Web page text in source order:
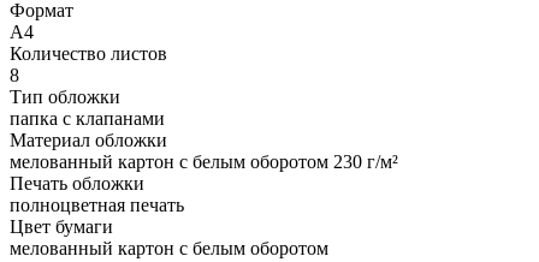
Формат
А4
Количество листов
8
Тип обложки
папка с клапанами
Материал обложки
мелованный картон с белым оборотом 230 г/м²
Печать обложки
полноцветная печать
Цвет бумаги
мелованный картон с белым оборотом